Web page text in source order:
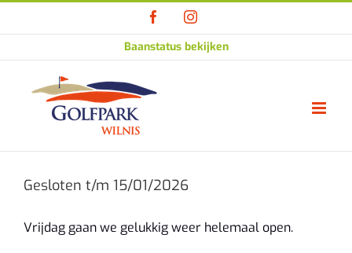
FacebookInstagram
Baanstatus bekijken
Gesloten t/m 15/01/2026
Vrijdag gaan we gelukkig weer helemaal open.